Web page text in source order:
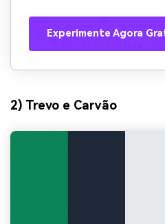
Experimente Agora
2) Trevo e Carvão